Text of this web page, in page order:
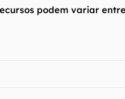
podem variar
esforço constante para
você visite o site oficial do
não se responsabiliza